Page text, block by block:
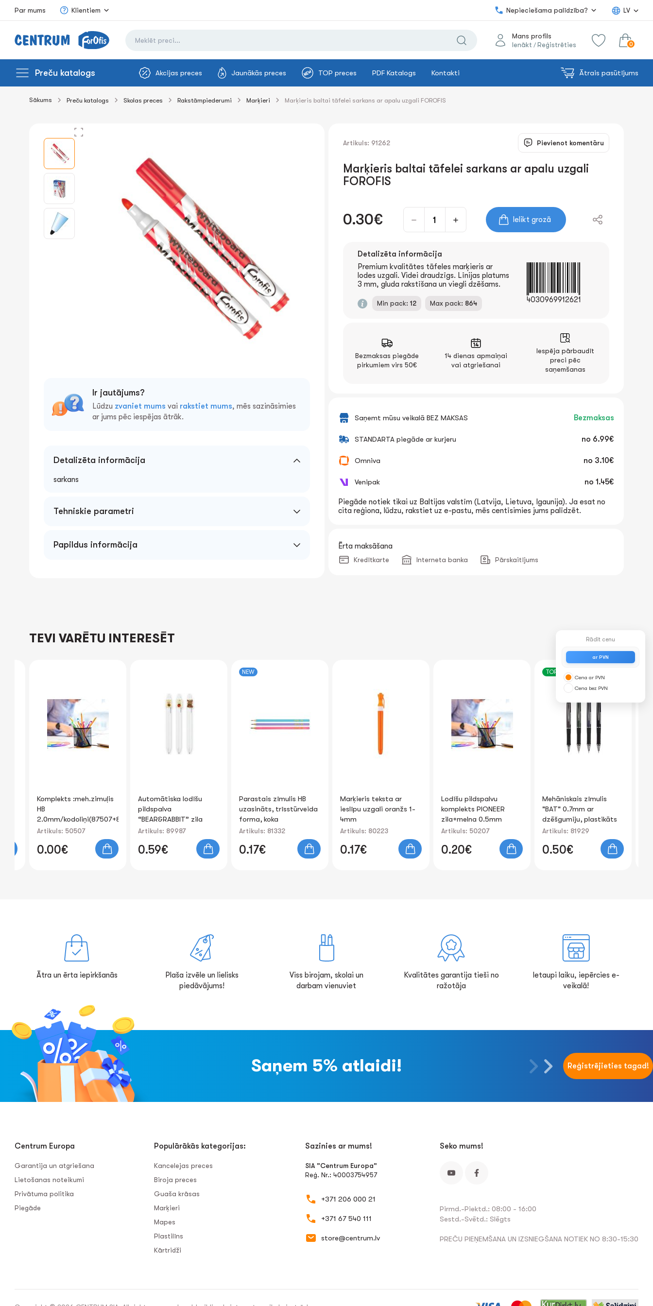
Par mums Klientiem Nepieciešama palīdzība? LV
Mans profils
Ienākt / Reģistrēties 0
Preču katalogs Akcijas preces Jaunākās preces TOP preces PDF Katalogs Kontakti Ātrais pasūtījums
Sākums Preču katalogs Skolas preces Rakstāmpiederumi Marķieri Marķieris baltai tāfelei sarkans ar apaІu uzgali FOROFIS
Ir jautājums?
Lūdzu zvaniet mums vai rakstiet mums, mēs sazināsimies
ar jums pēc iespējas ātrāk.
Detalizēta informācija
sarkans
Tehniskie parametri
Papildus informācija
Artikuls: 91262 Pievienot komentāru
Marķieris baltai tāfelei sarkans ar apaІu uzgali
FOROFIS
0.30€ Ielikt grozā
Detalizēta informācija
Premium kvalitātes tāfeles marķieris ar
lodes uzgali. Videi draudzīgs. Līnijas platums
3 mm, gluda rakstīšana un viegli dzēšams.
Min pack: 12 Max pack: 864 4030969912621
Bezmaksas piegāde
pirkumiem virs 50€
14 dienas apmaiņai
vai atgriešanai
Iespēja pārbaudīt
preci pēc
saņemšanas
Saņemt mūsu veikalā BEZ MAKSAS Bezmaksas
STANDARTA piegāde ar kurjeru no 6.99€
Omniva no 3.10€
Venipak no 1.45€
Piegāde notiek tikai uz Baltijas valstīm (Latvija, Lietuva, Igaunija). Ja esat no
cita reģiona, lūdzu, rakstiet uz e-pastu, mēs centīsimies jums palīdzēt.
Ērta maksāšana
Kredītkarte Interneta banka Pārskaitījums
TEVI VARĒTU INTERESĒT
Komplekts :meh.zimuļis
HB
2.0mm/kodoliņi(87507+87508)
Artikuls: 50507
0.00€
Automātiska lodīšu
pildspalva
“BEAR&RABBIT” zila
0.7mm
Artikuls: 89987
0.59€
NEW
Parastais zīmulis HB
uzasināts, trīsstūrveida
forma, koka
Artikuls: 81332
0.17€
Marķieris teksta ar
ieslīpu uzgali oranžs 1-
4mm
Artikuls: 80223
0.17€
Lodīšu pildspalvu
komplekts PIONEER
zila+melna 0.5mm
Artikuls: 50207
0.20€
TOP
Mehāniskais zīmulis
"BAT" 0.7mm ar
dzēšgumiju, plastikāts
Artikuls: 81929
0.50€
Rādīt cenu
ar PVN
Cena ar PVN
Cena bez PVN
Ātra un ērta iepirkšanās
Plaša izvēle un lielisks
piedāvājums!
Viss birojam, skolai un
darbam vienuviet
Kvalitātes garantija tieši no
ražotāja
Ietaupi laiku, iepērcies e-
veikalā!
Saņem 5% atlaidi! Reģistrējieties tagad!
Centrum Europa
Garantija un atgriešana
Lietošanas noteikumi
Privātuma politika
Piegāde
Populārākās kategorijas:
Kancelejas preces
Biroja preces
Guaša krāsas
Marķieri
Mapes
Plastilīns
Kārtridži
Sazinies ar mums!
SIA "Centrum Europa"
Reģ. Nr.: 40003754957
+371 206 000 21
+371 67 540 111
store@centrum.lv
Seko mums!
Pirmd.-Piektd.: 08:00 - 16:00
Sestd.-Svētd.: Slēgts
PREČU PIEŅEMŠANA UN IZSNIEGŠANA NOTIEK NO 8:30-15:30